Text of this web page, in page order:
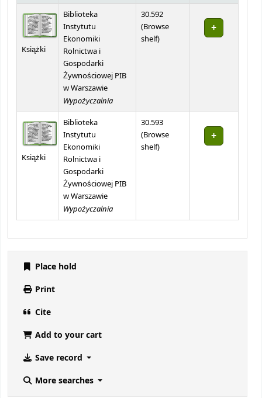
Książki
Biblioteka
Instytutu
Ekonomiki
Rolnictwa i
Gospodarki
Żywnościowej PIB
w Warszawie
Wypożyczalnia
30.592
(Browse
shelf(Opens below)
)
Książki
Biblioteka
Instytutu
Ekonomiki
Rolnictwa i
Gospodarki
Żywnościowej PIB
w Warszawie
Wypożyczalnia
30.593
(Browse
shelf(Opens below)
)
Place hold
Print
Cite
Add to your cart
Save record
More searches